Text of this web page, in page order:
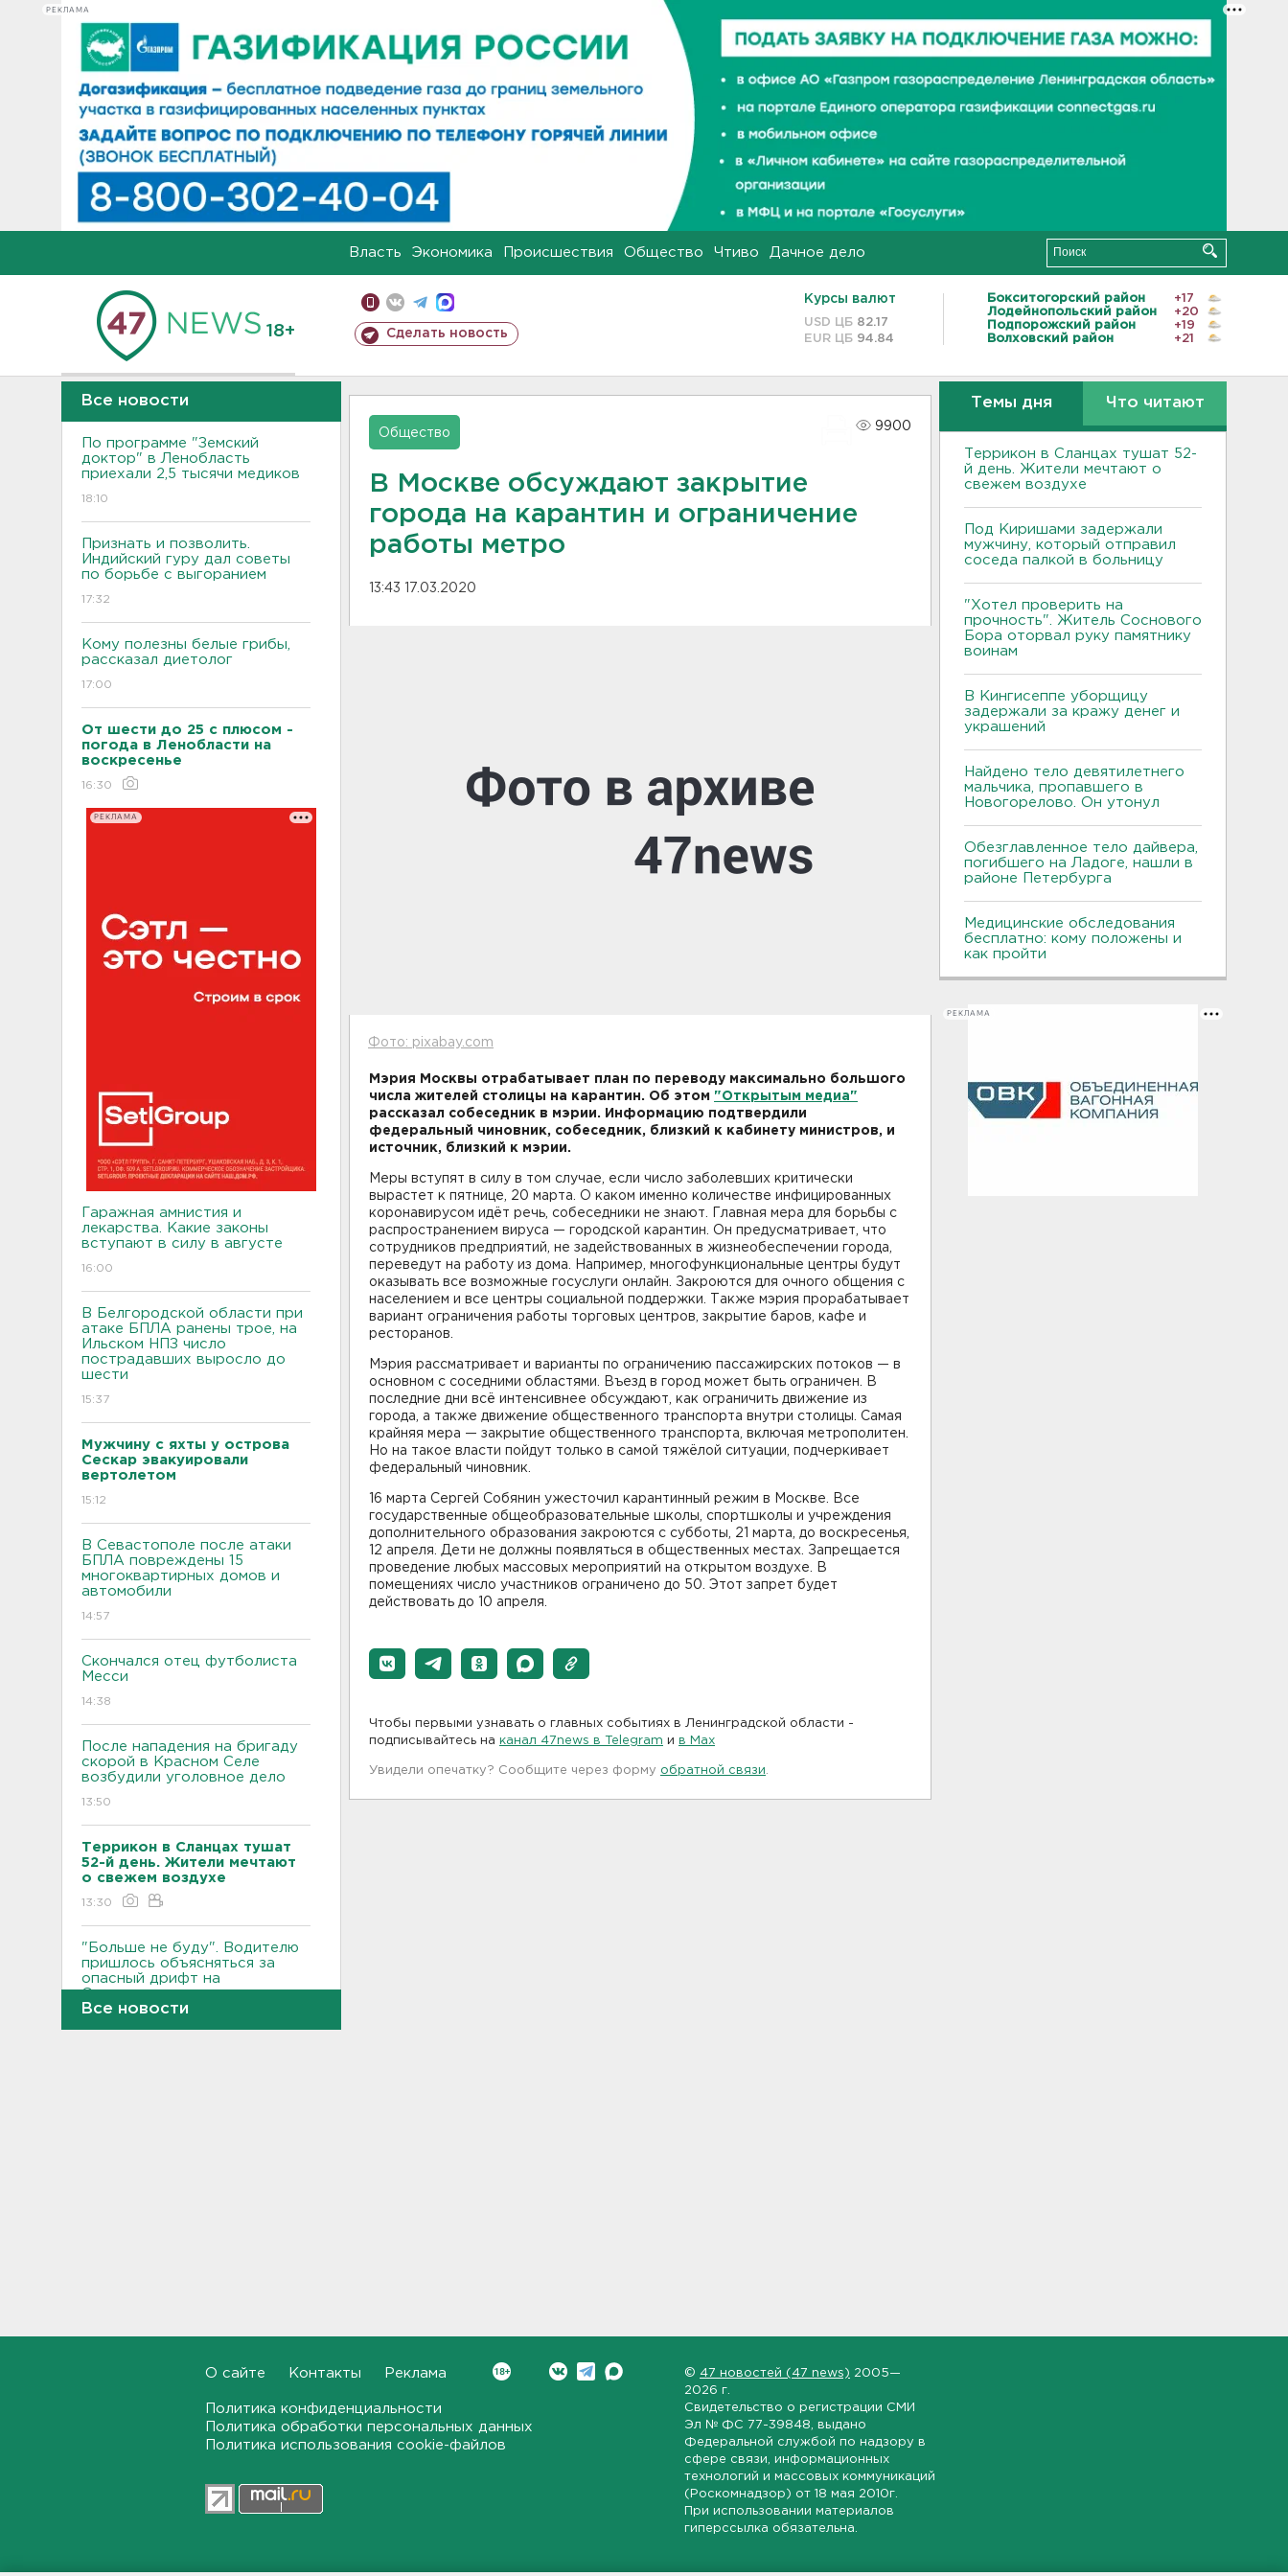
РЕКЛАМА
Власть Экономика Происшествия Общество Чтиво Дачное дело
18+ Сделать новость
Курсы валют
USD ЦБ 82.17
EUR ЦБ 94.84
Бокситогорский район
+17
Лодейнопольский район
+20
Подпорожский район
+19
Волховский район
+21
Все новости
По программе "Земский
доктор" в Ленобласть
приехали 2,5 тысячи медиков
18:10
Признать и позволить.
Индийский гуру дал советы
по борьбе с выгоранием
17:32
Кому полезны белые грибы,
рассказал диетолог
17:00
От шести до 25 с плюсом -
погода в Ленобласти на
воскресенье
16:30
РЕКЛАМА
Гаражная амнистия и
лекарства. Какие законы
вступают в силу в августе
16:00
В Белгородской области при
атаке БПЛА ранены трое, на
Ильском НПЗ число
пострадавших выросло до
шести
15:37
Мужчину с яхты у острова
Сескар эвакуировали
вертолетом
15:12
В Севастополе после атаки
БПЛА повреждены 15
многоквартирных домов и
автомобили
14:57
Скончался отец футболиста
Месси
14:38
После нападения на бригаду
скорой в Красном Селе
возбудили уголовное дело
13:50
Террикон в Сланцах тушат
52-й день. Жители мечтают
о свежем воздухе
13:30
"Больше не буду". Водителю
пришлось объясняться за
опасный дрифт на
Суворовском
прочность". Житель
Соснового Бора оторвал
руку памятнику воинам
В Красном Селе избили
Все новости
Общество
9900
В Москве обсуждают закрытие
города на карантин и ограничение
работы метро
13:43 17.03.2020
Фото: pixabay.com
Мэрия Москвы отрабатывает план по переводу максимально большого
числа жителей столицы на карантин. Об этом "Открытым медиа"
рассказал собеседник в мэрии. Информацию подтвердили
федеральный чиновник, собеседник, близкий к кабинету министров, и
источник, близкий к мэрии.
Меры вступят в силу в том случае, если число заболевших критически
вырастет к пятнице, 20 марта. О каком именно количестве инфицированных
коронавирусом идёт речь, собеседники не знают. Главная мера для борьбы с
распространением вируса — городской карантин. Он предусматривает, что
сотрудников предприятий, не задействованных в жизнеобеспечении города,
переведут на работу из дома. Например, многофункциональные центры будут
оказывать все возможные госуслуги онлайн. Закроются для очного общения с
населением и все центры социальной поддержки. Также мэрия прорабатывает
вариант ограничения работы торговых центров, закрытие баров, кафе и
ресторанов.
Мэрия рассматривает и варианты по ограничению пассажирских потоков — в
основном с соседними областями. Въезд в город может быть ограничен. В
последние дни всё интенсивнее обсуждают, как ограничить движение из
города, а также движение общественного транспорта внутри столицы. Самая
крайняя мера — закрытие общественного транспорта, включая метрополитен.
Но на такое власти пойдут только в самой тяжёлой ситуации, подчеркивает
федеральный чиновник.
16 марта Сергей Собянин ужесточил карантинный режим в Москве. Все
государственные общеобразовательные школы, спортшколы и учреждения
дополнительного образования закроются с субботы, 21 марта, до воскресенья,
12 апреля. Дети не должны появляться в общественных местах. Запрещается
проведение любых массовых мероприятий на открытом воздухе. В
помещениях число участников ограничено до 50. Этот запрет будет
действовать до 10 апреля.
Чтобы первыми узнавать о главных событиях в Ленинградской области -
подписывайтесь на канал 47news в Telegram и в Maх
Увидели опечатку? Сообщите через форму обратной связи
Темы дня Что читают
Террикон в Сланцах тушат 52-
й день. Жители мечтают о
свежем воздухе
Под Киришами задержали
мужчину, который отправил
соседа палкой в больницу
"Хотел проверить на
прочность". Житель Соснового
Бора оторвал руку памятнику
воинам
В Кингисеппе уборщицу
задержали за кражу денег и
украшений
Найдено тело девятилетнего
мальчика, пропавшего в
Новогорелово. Он утонул
Обезглавленное тело дайвера,
погибшего на Ладоге, нашли в
районе Петербурга
Медицинские обследования
бесплатно: кому положены и
как пройти
РЕКЛАМА
О сайте Контакты Реклама
Политика конфиденциальности
Политика обработки персональных данных
Политика использования cookie-файлов
© 47 новостей (47 news) 2005—
2026 г.
Свидетельство о регистрации СМИ
Эл № ФС 77-39848 , выдано
Федеральной службой по надзору в
сфере связи, информационных
технологий и массовых коммуникаций
(Роскомнадзор) от 18 мая 2010г.
При использовании материалов
гиперссылка обязательна.